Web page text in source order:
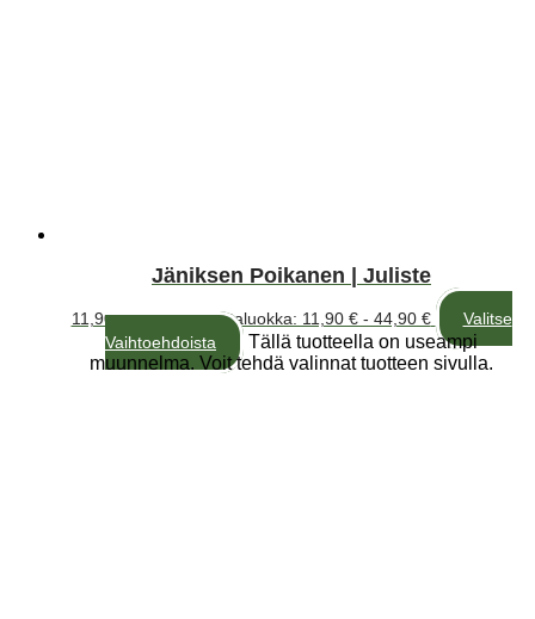
Jäniksen Poikanen | Juliste
11,90€ – 44,90€Hintaluokka: 11,90 € - 44,90 €
Valitse
Vaihtoehdoista
Tällä tuotteella on useampi
muunnelma. Voit tehdä valinnat tuotteen sivulla.